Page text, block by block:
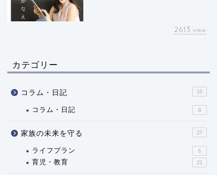
2613 view
カテゴリー
コラム・日記 10
コラム・日記 8
家族の未来を守る 27
ライフプラン 6
育児・教育 21